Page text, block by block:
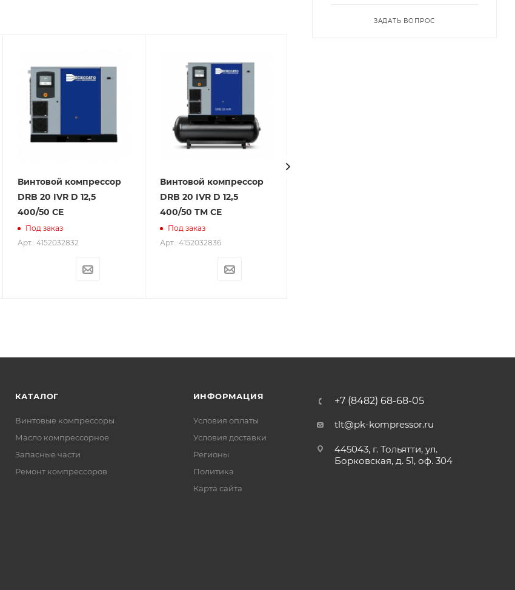
Винтовой компрессор
DRB 20 IVR D 12,5
400/50 CE
Под заказ
Арт.: 4152032832
Винтовой компрессор
DRB 20 IVR D 12,5
400/50 TM CE
Под заказ
Арт.: 4152032836
ЗАДАТЬ ВОПРОС
КАТАЛОГ
Винтовые компрессоры
Масло компрессорное
Запасные части
Ремонт компрессоров
ИНФОРМАЦИЯ
Условия оплаты
Условия доставки
Регионы
Политика
Карта сайта
+7 (8482) 68-68-05
tlt@pk-kompressor.ru
445043, г. Тольятти, ул.
Борковская, д. 51, оф. 304